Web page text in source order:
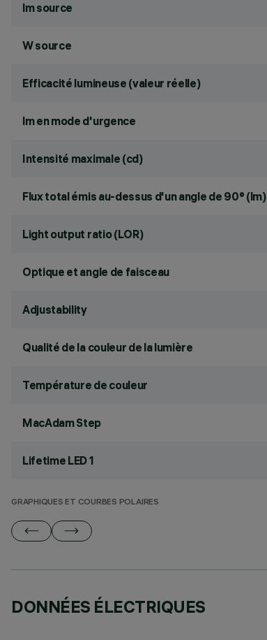
lm source
W source
Efficacité lumineuse (valeur réelle)
lm en mode d'urgence
Intensité maximale (cd)
Flux total émis au-dessus d'un angle de 90° (lm)
Light output ratio (LOR)
Optique et angle de faisceau
Adjustability
Qualité de la couleur de la lumière
Température de couleur
MacAdam Step
Lifetime LED 1
GRAPHIQUES ET COURBES POLAIRES
DONNÉES ÉLECTRIQUES